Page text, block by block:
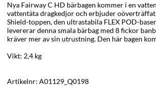
Nya Fairway C HD bärbagen kommer i en
vattentäta dragkedjor och erbjuder oöverträffat
Shield-toppen, den ultrastabila FLEX POD-
levererar denna smala bärbag med 8 fickor
kräver mer av sin utrustning. Den här bagen
Vikt: 2,4 kg
Artikelnr: A01129_Q0198